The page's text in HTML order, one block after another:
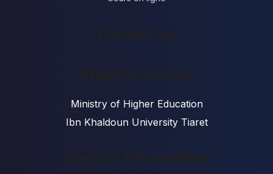
Contact Us
Important Links
Ministry of Higher Education
Ibn Khaldoun University Tiaret
Contact Information